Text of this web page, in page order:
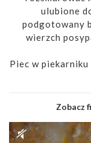
ulubione
podgotowany
wierzch
Piec w
Zobacz